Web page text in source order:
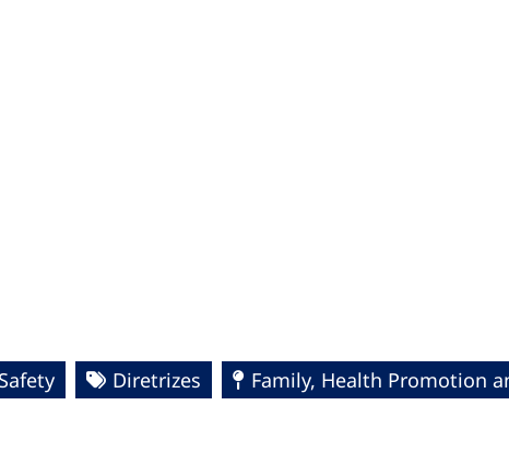
Diretrizes Family, Health Promotion